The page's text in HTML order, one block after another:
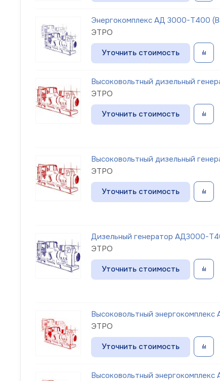
Энергокомплекс АД 3000-Т400
ЭТРО
Уточнить стоимость
Высоковольтный дизельный
ЭТРО
Уточнить стоимость
Высоковольтный дизельный
ЭТРО
Уточнить стоимость
Дизельный генератор АД3000-
ЭТРО
Уточнить стоимость
Высоковольтный
ЭТРО
Уточнить стоимость
Высоковольтный